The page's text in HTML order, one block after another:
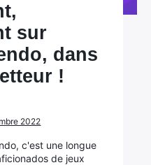
sur
dans
!
2022
c'est une longue
de jeux